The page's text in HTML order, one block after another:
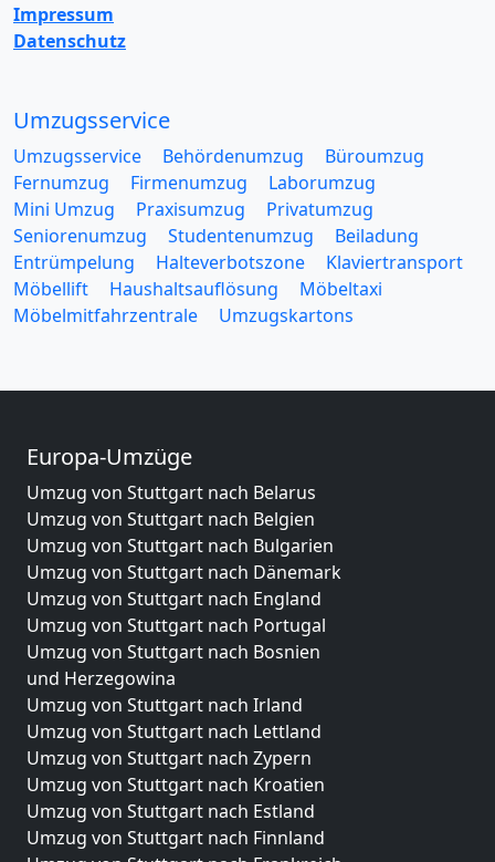
Impressum
Datenschutz
Umzugsservice
Umzugsservice Behördenumzug
Büroumzug
Fernumzug
Firmenumzug
Laborumzug
Mini Umzug
Praxisumzug
Privatumzug
Seniorenumzug
Studentenumzug
Beiladung
Entrümpelung
Halteverbotszone
Klaviertransport
Möbellift
Haushaltsauflösung
Möbeltaxi
Möbelmitfahrzentrale
Umzugskartons
Europa-Umzüge
Umzug von Stuttgart nach Belarus
Umzug von Stuttgart nach Belgien
Umzug von Stuttgart nach Bulgarien
Umzug von Stuttgart nach Dänemark
Umzug von Stuttgart nach England
Umzug von Stuttgart nach Portugal
Umzug von Stuttgart nach Bosnien
und Herzegowina
Umzug von Stuttgart nach Irland
Umzug von Stuttgart nach Lettland
Umzug von Stuttgart nach Zypern
Umzug von Stuttgart nach Kroatien
Umzug von Stuttgart nach Estland
Umzug von Stuttgart nach Finnland